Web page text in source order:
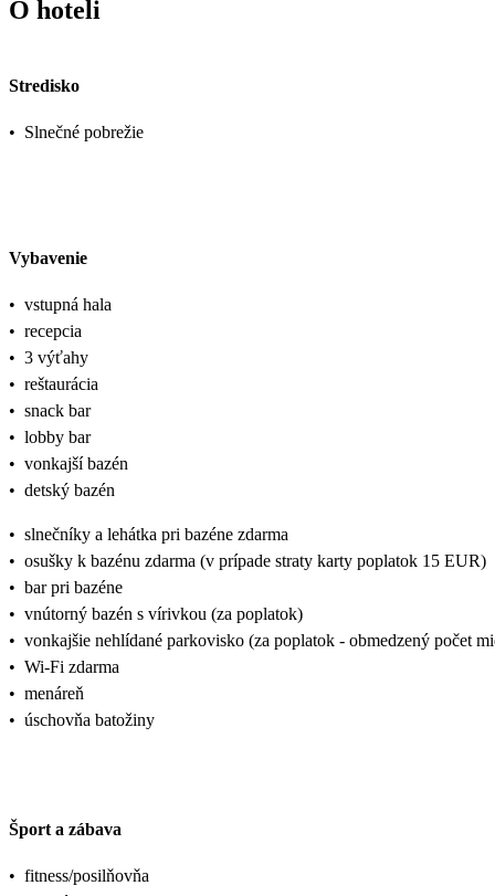
O hoteli
Stredisko
• Slnečné pobrežie
Vybavenie
• vstupná hala
• recepcia
• 3 výťahy
• reštaurácia
• snack bar
• lobby bar
• vonkajší bazén
• detský bazén
• slnečníky a lehátka pri bazéne zdarma
• osušky k bazénu zdarma (v prípade straty karty poplatok 15 EUR)
• bar pri bazéne
• vnútorný bazén s vírivkou (za poplatok)
• vonkajšie nehlídané parkovisko (za poplatok - obmedzený počet
• Wi-Fi zdarma
• menáreň
• úschovňa batožiny
Šport a zábava
• fitness/posilňovňa